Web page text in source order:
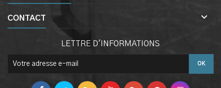
CONTACT 
LETTRE D'INFORMATIONS